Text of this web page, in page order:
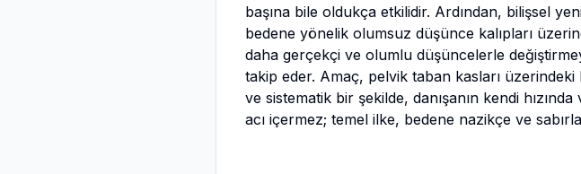
başına bile oldukça etkilidir. Ardından, bilişsel
bedene yönelik olumsuz düşünce kalıpları
daha gerçekçi ve olumlu düşüncelerle
takip eder. Amaç, pelvik taban kasları
ve sistematik bir şekilde, danışanın kendi
acı içermez; temel ilke, bedene nazikçe ve